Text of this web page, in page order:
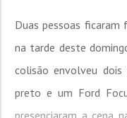
Duas pessoas
na tarde deste
colisão envolveu
preto e um Ford